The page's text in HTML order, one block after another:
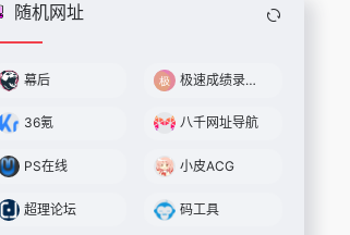
随机网址
幕后 极速成绩录入助手 (通用版)
36氪 八千网址导航
PS在线 小皮ACG
超理论坛 码工具